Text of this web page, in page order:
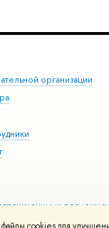
организации